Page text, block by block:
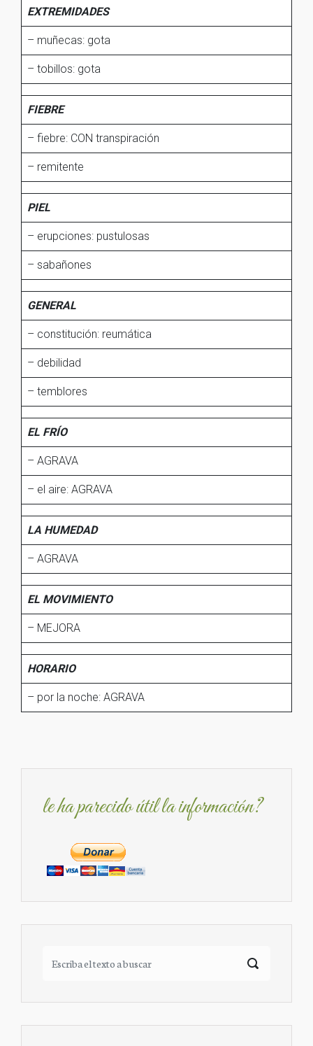
EXTREMIDADES
– muñecas: gota
– tobillos: gota
FIEBRE
– fiebre: CON transpiración
– remitente
PIEL
– erupciones: pustulosas
– sabañones
GENERAL
– constitución: reumática
– debilidad
– temblores
EL FRÍO
– AGRAVA
– el aire: AGRAVA
LA HUMEDAD
– AGRAVA
EL MOVIMIENTO
– MEJORA
HORARIO
– por la noche: AGRAVA
le ha parecido útil la información?